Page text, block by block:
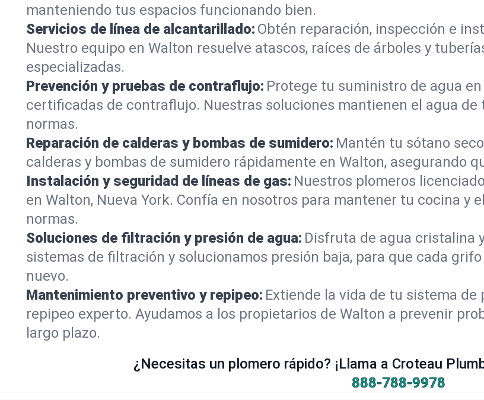
manteniendo tus espacios funcionando bien.
Servicios de línea de alcantarillado: Obtén reparación, inspección e
Nuestro equipo en Walton resuelve atascos, raíces de árboles y
especializadas.
Prevención y pruebas de contraflujo: Protege tu suministro de agua
certificadas de contraflujo. Nuestras soluciones mantienen el agua
normas.
Reparación de calderas y bombas de sumidero: Mantén tu sótano
calderas y bombas de sumidero rápidamente en Walton, asegurando
Instalación y seguridad de líneas de gas: Nuestros plomeros
en Walton, Nueva York. Confía en nosotros para mantener tu cocina y
normas.
Soluciones de filtración y presión de agua: Disfruta de agua cristalina
sistemas de filtración y solucionamos presión baja, para que cada
nuevo.
Mantenimiento preventivo y repipeo: Extiende la vida de tu sistema
repipeo experto. Ayudamos a los propietarios de Walton a prevenir
largo plazo.
¿Necesitas un plomero rápido? ¡Llama a Croteau
888-788-9978